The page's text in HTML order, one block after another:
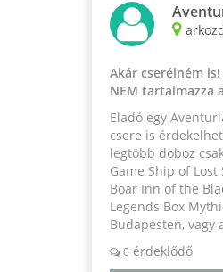
Akár cserélném
NEM tartalmazza
Eladó egy
csere is
legtöbb doboz
Game Ship of
Boar Inn of the
Legends Box
Budapesten, vagy
0 érdeklődő